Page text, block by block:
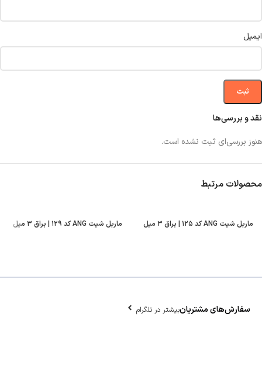
نقد و بررسی‌ها
هنوز بررسی‌ای ثبت نشده است.
ایمیل
محصولات مرتبط
ماربل شیت ANG کد ۱۲۵ | براق ۳ میل ماربل شیت ANG کد ۱۲۹ | براق ۳ میل
سفارش‌های مشتریانبیشتر در تلگرام